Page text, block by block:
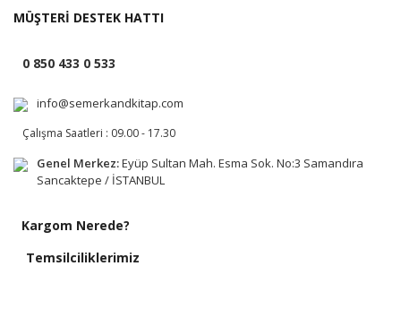
MÜŞTERİ DESTEK HATTI
0 850 433 0 533
info@semerkandkitap.com
Çalışma Saatleri : 09.00 - 17.30
Genel Merkez:Eyüp Sultan Mah. Esma Sok. No:3 Samandıra
Sancaktepe / İSTANBUL
Kargom Nerede?
Temsilciliklerimiz